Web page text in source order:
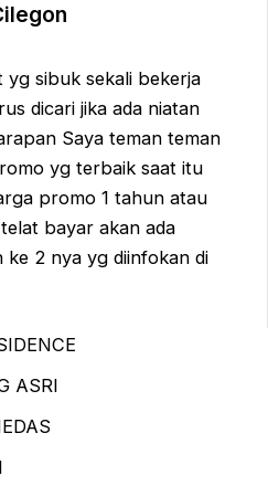
yg sibuk sekali bekerja
dicari jika ada niatan
Saya teman teman
yg terbaik saat itu
promo 1 tahun atau
bayar akan ada
2 nya yg diinfokan di
ASRI